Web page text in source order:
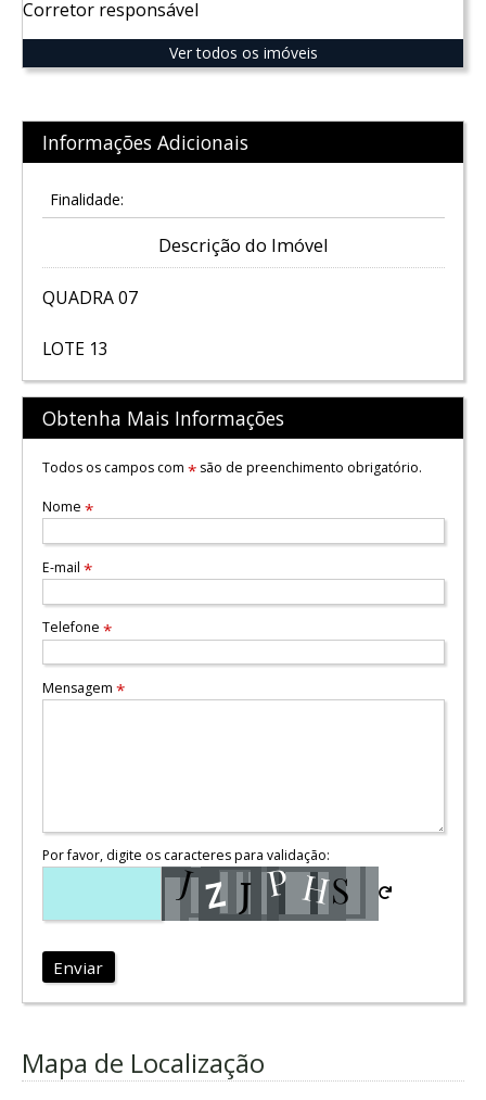
Corretor responsável
Ver todos os imóveis
Informações Adicionais
Finalidade:
Descrição do Imóvel
QUADRA 07
LOTE 13
Obtenha Mais Informações
Todos os campos com *são de preenchimento obrigatório.
Nome *
E-mail *
Telefone *
Mensagem *
Por favor, digite os caracteres para validação:
Enviar
Mapa de Localização